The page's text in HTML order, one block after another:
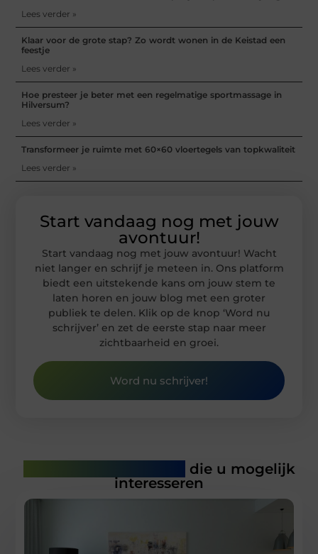
Lees verder »
Klaar voor de grote stap? Zo wordt wonen in de Keistad een
feestje
Lees verder »
Hoe presteer je beter met een regelmatige sportmassage in
Hilversum?
Lees verder »
Transformeer je ruimte met 60×60 vloertegels van topkwaliteit
Lees verder »
Start vandaag nog met jouw
avontuur!
Start vandaag nog met jouw avontuur! Wacht
niet langer en schrijf je meteen in. Ons platform
biedt een uitstekende kans om jouw stem te
laten horen en jouw blog met een groter
publiek te delen. Klik op de knop ‘Word nu
schrijver’ en zet de eerste stap naar meer
zichtbaarheid en groei.
Word nu schrijver!
die u mogelijk
interesseren